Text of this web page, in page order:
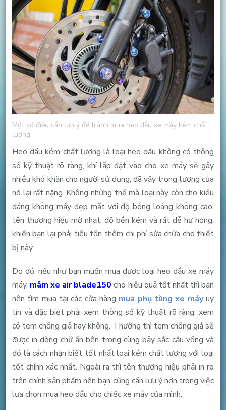
Một số điều cần lưu ý để tránh mua heo dầu xe máy kém chất
lượng
Heo dầu kém chất lượng là loại heo dầu không có thông
số kỹ thuật rõ ràng, khí lắp đặt vào cho xe máy sẽ gây
nhiều khó khăn cho người sử dụng, đã vậy trọng lượng của
nó lại rất nặng. Không những thế mà loại này còn cho kiểu
dáng không mấy đẹp mắt với độ bóng loáng không cao,
tên thương hiệu mờ nhạt, độ bền kém và rất dễ hư hỏng,
khiến bạn lại phải tiêu tốn thêm chi phí sửa chữa cho thiết
bị này.
Do đó, nếu như bạn muốn mua được loại heo dầu xe máy
máy, mâm xe air blade150 cho hiệu quả tốt nhất thì bạn
nên tìm mua tại các cửa hàng mua phụ tùng xe máyuy
tín và đặc biệt phải xem thông số kỹ thuật rõ ràng, xem
có tem chống giả hay không. Thường thì tem chống giả sẽ
được in dòng chữ ẩn bên trong cùng bảy sắc cầu vồng và
đó là cách nhận biết tốt nhất loại kém chất lượng với loại
tốt chính xác nhất. Ngoài ra thì tên thương hiệu phải in rõ
trên chính sản phẩm nên bạn cũng cần lưu ý hơn trong việc
lựa chọn mua heo dầu cho chiếc xe máy của mình.